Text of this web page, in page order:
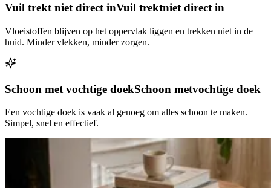
Vuil trekt niet direct inVuil trektniet direct in
Vloeistoffen blijven op het oppervlak liggen en trekken niet in de
huid. Minder vlekken, minder zorgen.
Schoon met vochtige doekSchoon metvochtige doek
Een vochtige doek is vaak al genoeg om alles schoon te maken.
Simpel, snel en effectief.